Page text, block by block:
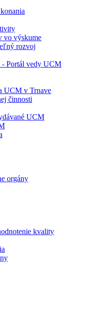
vo výskume
rozvoj
Portál vedy UCM
UCM v Trnave
činnosti
UCM
orgány
kvality